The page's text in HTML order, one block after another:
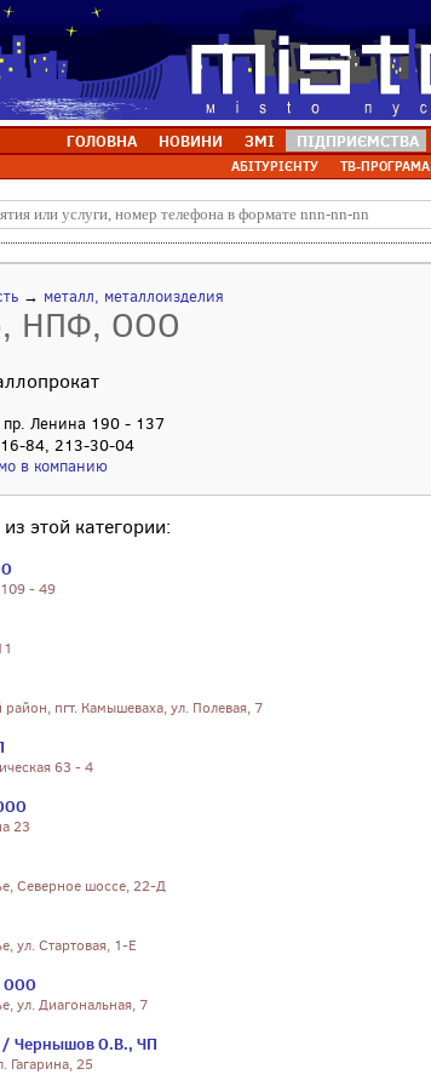
ГОЛОВНА НОВИНИ ЗМІ ПІДПРИЄМСТВА
АБІТУРІЄНТУ ТВ-ПРОГРАМА
→ металл, металлоизделия
НПФ, ООО
Ленина 190 - 137
84, 213-30-04
в компанию
этой категории:
- 49
пгт. Камышеваха, ул. Полевая, 7
63 - 4
23
Северное шоссе, 22-Д
ул. Стартовая, 1-Е
ООО
ул. Диагональная, 7
/ Чернышов О.В., ЧП
Гагарина, 25